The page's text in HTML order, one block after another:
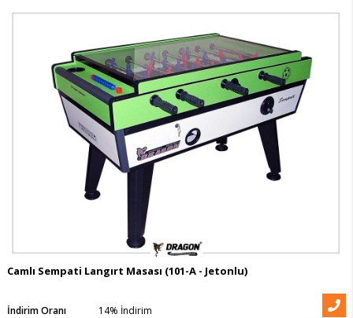
Camlı Sempati Langırt Masası (101-A - Jetonlu)
İndirim Oranı %
14
İndirim